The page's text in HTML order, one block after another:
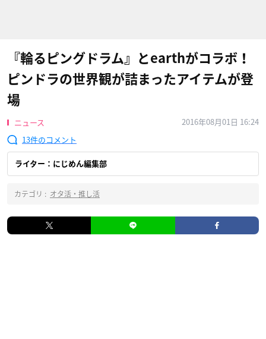
『輪るピングドラム』とearthがコラボ！
ピンドラの世界観が詰まったアイテムが登
場
ニュース
2016年08月01日 16:24
13
ライター：にじめん編集部
カテゴリ : オタ活・推し活